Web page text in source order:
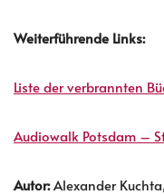
Weiterführende Links:
Liste der verbrannten
Audiowalk Potsdam –
Autor:Alexander